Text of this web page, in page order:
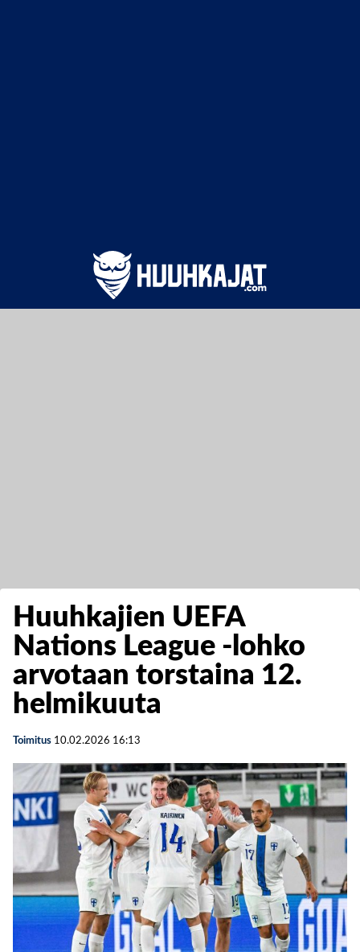
Huuhkajien UEFA
Nations League -lohko
arvotaan torstaina 12.
helmikuuta
Toimitus 10.02.2026 16:13